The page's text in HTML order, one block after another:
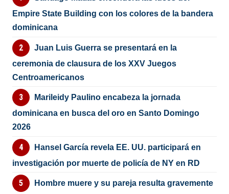
Empire State Building con los colores de la bandera
dominicana
Juan Luis Guerra se presentará en la
ceremonia de clausura de los XXV Juegos
Centroamericanos
Marileidy Paulino encabeza la jornada
dominicana en busca del oro en Santo Domingo
2026
Hansel García revela EE. UU. participará en
investigación por muerte de policía de NY en RD
Hombre muere y su pareja resulta gravemente